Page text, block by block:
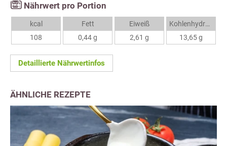
Nährwert pro Portion
kcal
108
Fett
0,44 g
Eiweiß
2,61 g
Kohlenhydrate
13,65 g
Detaillierte Nährwertinfos
ÄHNLICHE REZEPTE